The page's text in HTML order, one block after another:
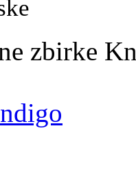
zbirke